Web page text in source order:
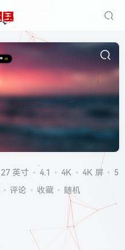
27 英寸 4.1 4K 4K 屏
5G
评论 收藏 随机